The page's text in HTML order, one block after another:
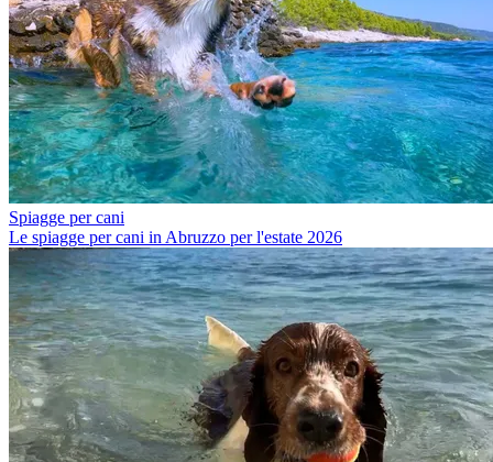
Spiagge per cani
Le spiagge per cani in Abruzzo per l'estate 2026